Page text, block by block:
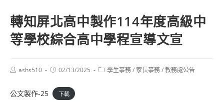
轉知屏北高中製作114年度高級中
等學校綜合高中學程宣導文宣
Postashs510
Post02/13/2025
Post學生事務/ 家長事務/教務處公告
公文製作-25 下載